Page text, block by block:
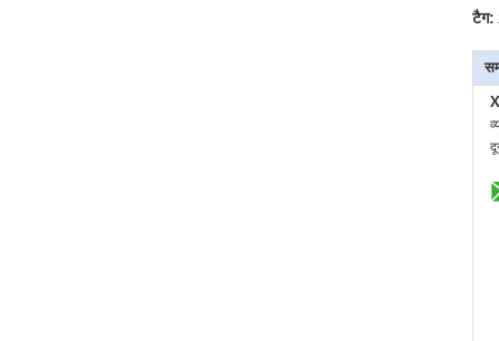
टैग: